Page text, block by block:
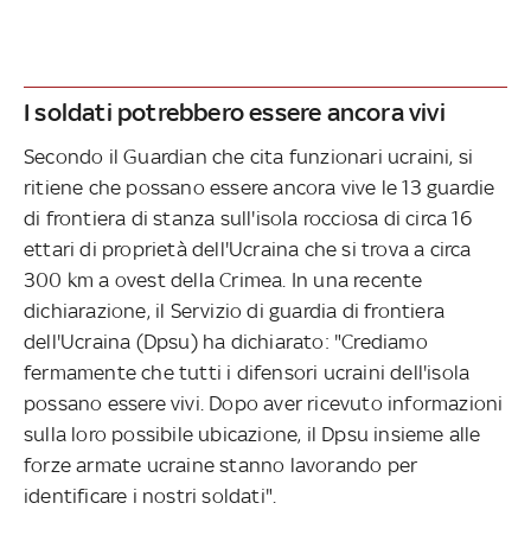
I soldati potrebbero essere ancora vivi
Secondo il Guardian che cita funzionari ucraini, si
ritiene che possano essere ancora vive le 13 guardie
di frontiera di stanza sull'isola rocciosa di circa 16
ettari di proprietà dell'Ucraina che si trova a circa
300 km a ovest della Crimea. In una recente
dichiarazione, il Servizio di guardia di frontiera
dell'Ucraina (Dpsu) ha dichiarato: "Crediamo
fermamente che tutti i difensori ucraini dell'isola
possano essere vivi. Dopo aver ricevuto informazioni
sulla loro possibile ubicazione, il Dpsu insieme alle
forze armate ucraine stanno lavorando per
identificare i nostri soldati".